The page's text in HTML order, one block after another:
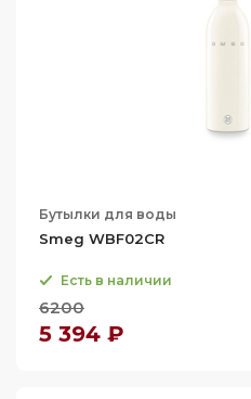
Бутылки для воды
Smeg WBF02CR
Есть в наличии
6200
5 394 ₽